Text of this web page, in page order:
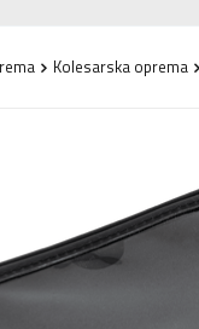
Kolesarska oprema